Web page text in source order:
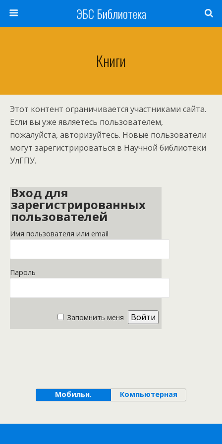
ЭБС Библиотека
Книги
Этот контент ограничивается участниками сайта.
Если вы уже являетесь пользователем,
пожалуйста, авторизуйтесь. Новые пользователи
могут зарегистрироваться в Научной библиотеки
УлГПУ.
Вход для
зарегистрированных
пользователей
Имя пользователя или email
Пароль
Запомнить меня
Мобильн. Компьютерная